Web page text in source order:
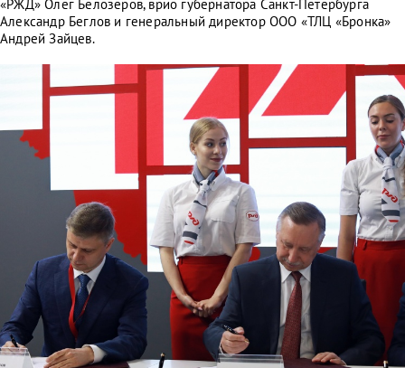
«РЖД» Олег Белозеров, врио губернатора Санкт-Петербурга
Александр Беглов и генеральный директор ООО «ТЛЦ «Бронка»
Андрей Зайцев.